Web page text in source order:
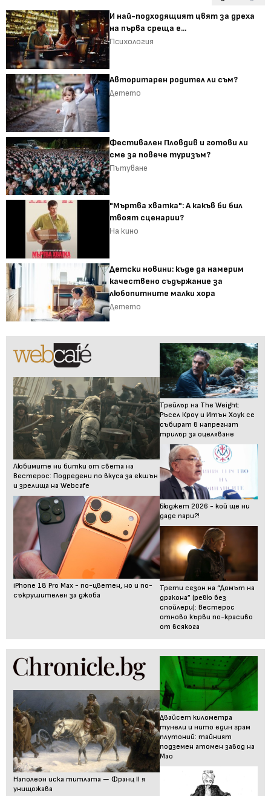
И най-подходящият цвят за дреха
на първа среща е...
Психология
Авторитарен родител ли съм?
Детето
Фестивален Пловдив и готови ли
сме за повече туризъм?
Пътуване
"Мъртва хватка": А какъв би бил
твоят сценарии?
На кино
Детски новини: къде да намерим
качествено съдържание за
любопитните малки хора
Детето
Любимите ни битки от света на
Вестерос: Подредени по вкуса за екшън
и зрелища на Webcafe
iPhone 18 Pro Max - по-цветен, но и по-
съкрушителен за джоба
Трейлър на The Weight:
Ръсел Кроу и Итън Хоук се
събират в напрегнат
трилър за оцеляване
Бюджет 2026 - кой ще ни
даде пари?!
Трети сезон на “Домът на
дракона” (ревю без
спойлери): Вестерос
отново кърви по-красиво
от всякога
Наполеон иска титлата — Франц II я
унищожава
Двайсет километра
тунели и нито един грам
плутоний: тайният
подземен атомен завод на
Мао